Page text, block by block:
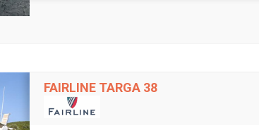
FAIRLINE TARGA 38